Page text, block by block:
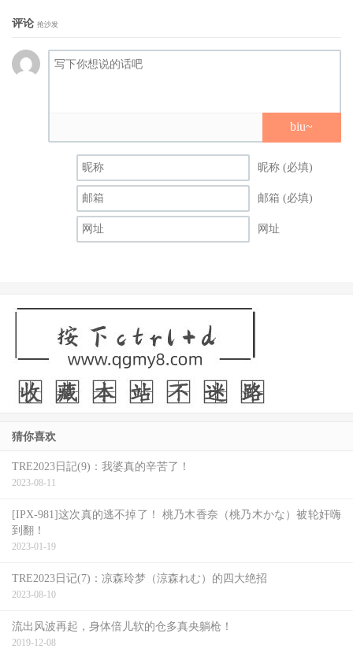
讨当时的社会压力与犯人的个人挣扎，让一场抢劫升级成一
如果你想要一部节奏快、有高潮、还能带点人性探问的片，
《卧底》是更精彩的娱乐选择；如果你想看真实事件改编、
但希望角色有血有肉、社会议题能打到你心里，《热天午
后》会是更值得的观影体验。
Netflix 这部《I人质危机》最终就像它的主角群——存在感
过，却不记得它带来了什么。
评论 抢沙发
biu~
昵称 (必填)
邮箱 (必填)
网址
猜你喜欢
TRE2023日記(9)：我婆真的辛苦了！
2023-08-11
[IPX-981]这次真的逃不掉了！ 桃乃木香奈（桃乃木かな）被轮奸嗨
到翻！
2023-01-19
TRE2023日记(7)：凉森玲梦（涼森れむ）的四大绝招
2023-08-10
流出风波再起，身体倍儿软的仓多真央躺枪！
2019-12-08